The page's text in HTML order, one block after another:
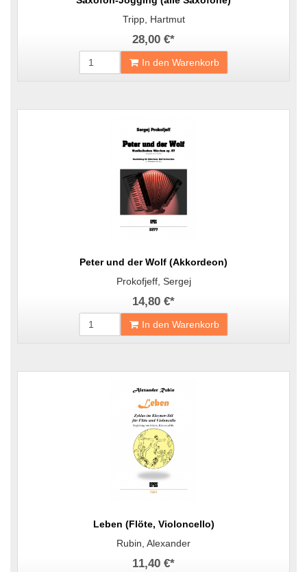
Tripp, Hartmut
28,00 €*
In den Warenkorb
Peter und der Wolf (Akkordeon)
Prokofjeff, Sergej
14,80 €*
In den Warenkorb
Leben (Flöte, Violoncello)
Rubin, Alexander
11,40 €*